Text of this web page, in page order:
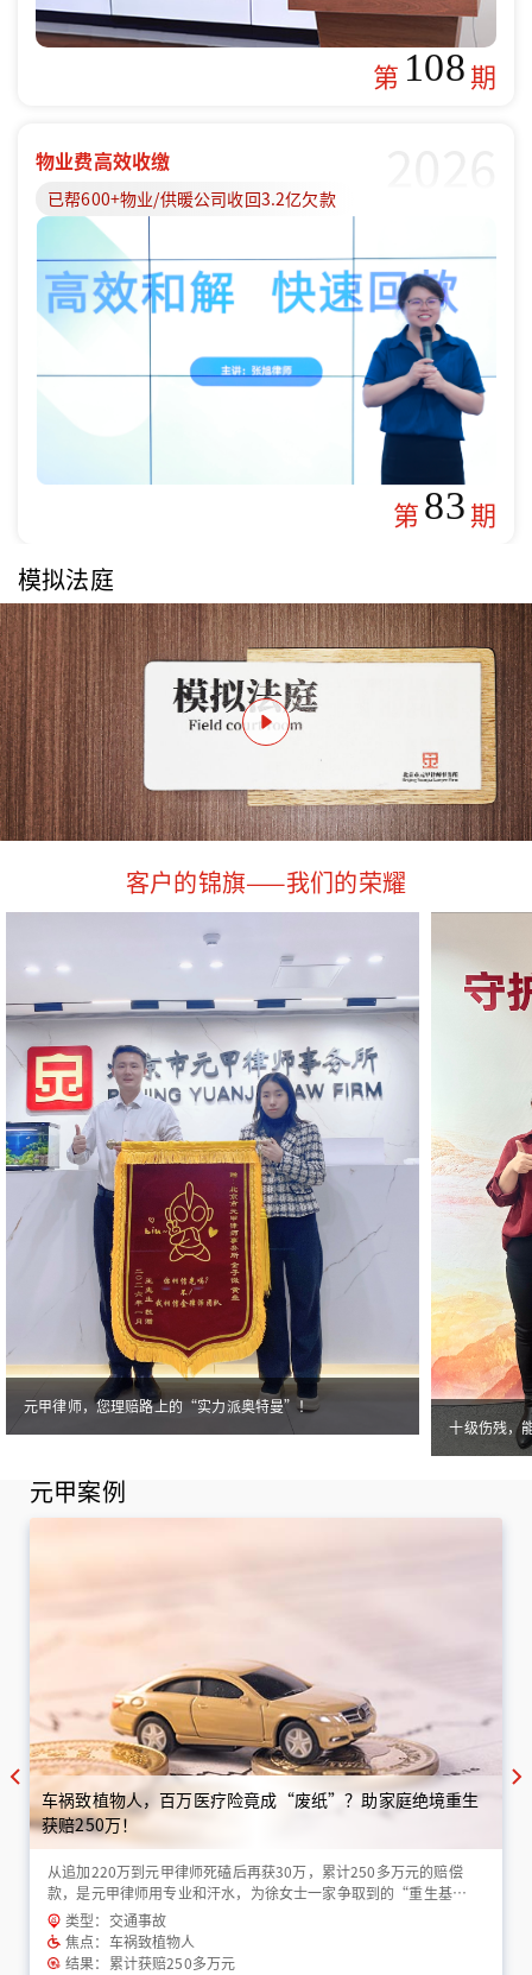
第 108期
物业费高效收缴
已帮600+物业/供暖公司收回3.2亿欠款
第83期
模拟法庭
客户的锦旗——我们的荣耀
元甲律师，您理赔路上的“实力派奥特曼”！
十级伤残，
元甲案例
车祸致植物人，百万医疗险竟成“废纸”？助家庭绝境重生
获赔250万！
从追加220万到元甲律师死磕后再获30万，累计250多万元的赔偿
款，是元甲律师用专业和汗水，为徐女士一家争取到的“重生基
金”！
类型：交通事故
焦点：车祸致植物人
结果：累计获赔250多万元